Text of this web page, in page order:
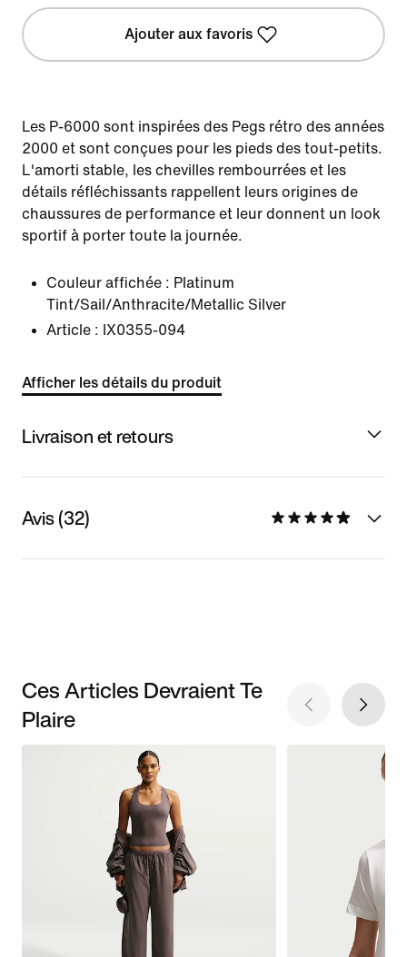
Ajouter aux favoris
Les P-6000 sont inspirées des Pegs rétro des années
2000 et sont conçues pour les pieds des tout-petits.
L'amorti stable, les chevilles rembourrées et les
détails réfléchissants rappellent leurs origines de
chaussures de performance et leur donnent un look
sportif à porter toute la journée.
Couleur affichée : Platinum
Tint/Sail/Anthracite/Metallic Silver
Article : IX0355-094
Afficher les détails du produit
Livraison et retours
Avis (32)
Ces Articles Devraient Te
Plaire